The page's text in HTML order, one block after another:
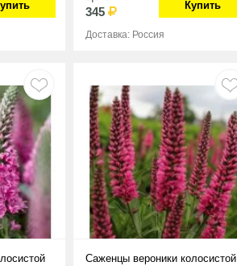
345 Купить
Доставка: Россия
Саженцы вероники колосистой